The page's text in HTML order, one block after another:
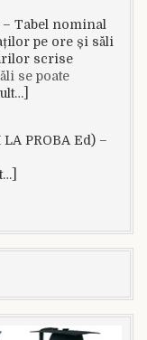
Tabel nominal
pe ore și săli
scrise
se poate
LA PROBA Ed) –